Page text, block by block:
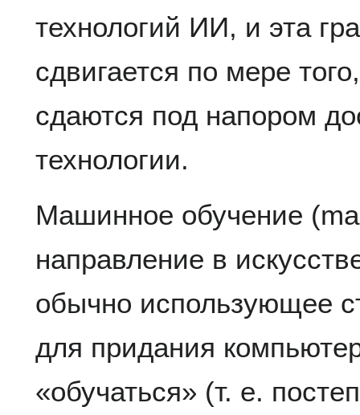
технологий ИИ, и эта
сдвигается по мере
сдаются под напором
технологии.
Машинное обучение
направление в
обычно использующее
для придания
«обучаться» (т. е.